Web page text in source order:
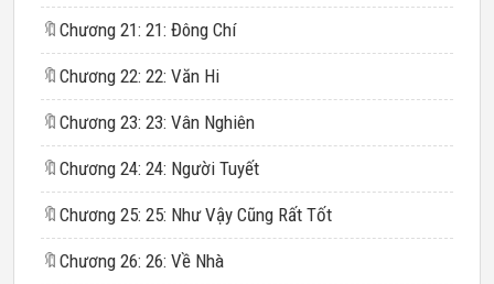
🔖 Chương 21: 21: Đông Chí
🔖 Chương 22: 22: Văn Hi
🔖 Chương 23: 23: Vân Nghiên
🔖 Chương 24: 24: Người Tuyết
🔖 Chương 25: 25: Như Vậy Cũng Rất Tốt
🔖 Chương 26: 26: Về Nhà